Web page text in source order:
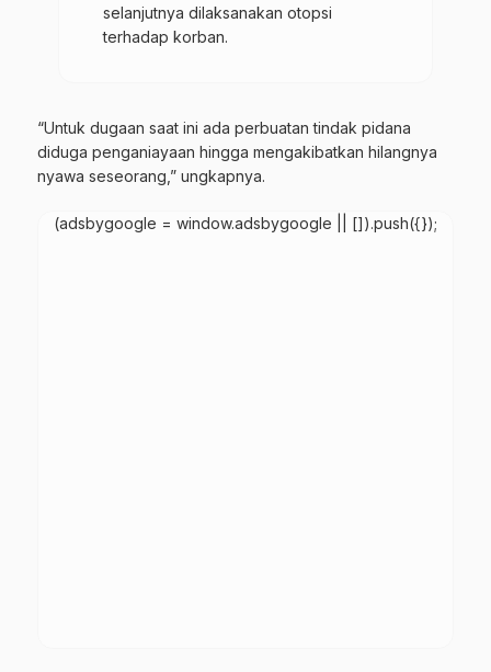
selanjutnya dilaksanakan otopsi
terhadap korban.
“Untuk dugaan saat ini ada perbuatan tindak pidana
diduga penganiayaan hingga mengakibatkan hilangnya
nyawa seseorang,” ungkapnya.
(adsbygoogle = window.adsbygoogle || []).push({});